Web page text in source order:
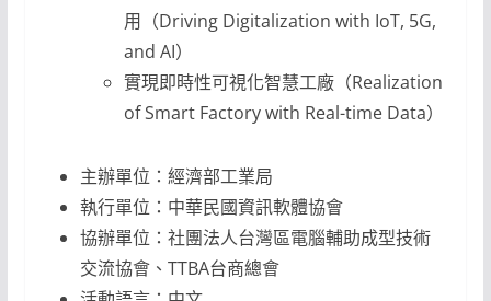
用（Driving Digitalization with IoT, 5G,
and AI）
實現即時性可視化智慧工廠（Realization
of Smart Factory with Real-time Data）
主辦單位：經濟部工業局
執行單位：中華民國資訊軟體協會
協辦單位：社團法人台灣區電腦輔助成型技術
交流協會、TTBA台商總會